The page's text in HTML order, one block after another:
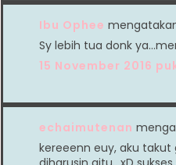
Ibu Ophee
Sy lebih tua donk
15 November 2016
echaimutenan
kereeenn euy, aku takut